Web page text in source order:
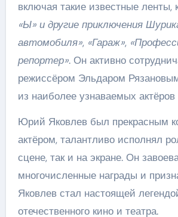
включая такие известные ленты,
«Ы» и другие приключения
автомобиля», «Гараж»,
репортер». Он активно
режиссёром Эльдаром
из наиболее узнаваемых
Юрий Яковлев был прекрасным
актёром, талантливо исполнял
сцене, так и на экране. Он
многочисленные награды и
Яковлев стал настоящей
отечественного кино и театра.